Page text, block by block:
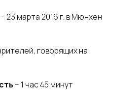
23 марта 2016 г. в Мюнхен
говорящих на
– 1 час 45 минут